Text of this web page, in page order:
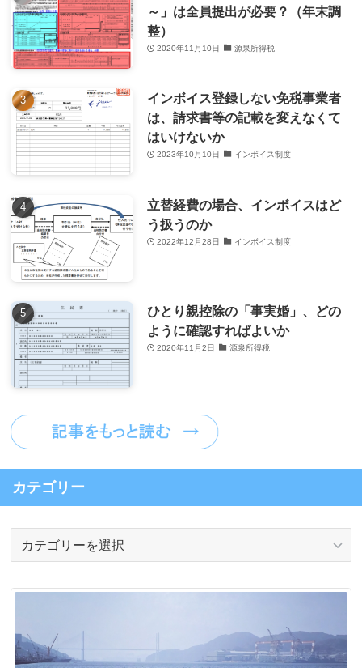
～」は全員提出が必要？（年末調
整）
2020年11月10日 源泉所得税
インボイス登録しない免税事業者
は、請求書等の記載を変えなくて
はいけないか
2023年10月10日 インボイス制度
立替経費の場合、インボイスはど
う扱うのか
2022年12月28日 インボイス制度
ひとり親控除の「事実婚」、どの
ように確認すればよいか
2020年11月2日 源泉所得税
カテゴリー
リ